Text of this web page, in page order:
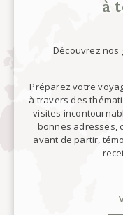
à
Découvrez nos
Préparez votre
à travers des
visites
bonnes adresses,
avant de partir,